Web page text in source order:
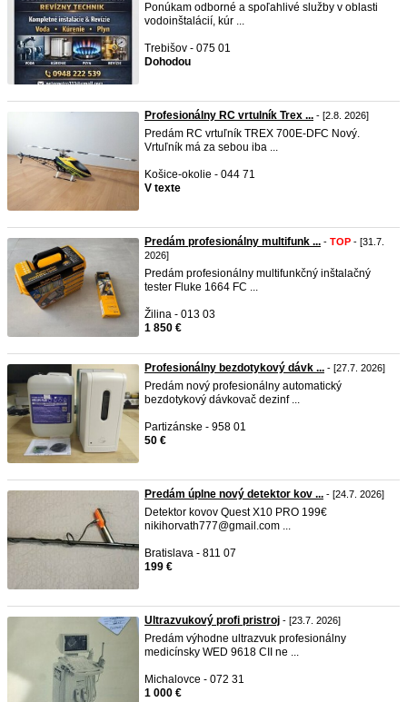
Ponúkam odborné a spoľahlivé služby v oblasti
vodoinštalácií, kúr ...
Trebišov - 075 01
Dohodou
Profesionálny RC vrtulník Trex ... - [2.8. 2026]
Predám RC vrtuľník TREX 700E-DFC Nový.
Vrtuľník má za sebou iba ...
Košice-okolie - 044 71
V texte
Predám profesionálny multifunk ... - TOP - [31.7.
2026]
Predám profesionálny multifunkčný inštalačný
tester Fluke 1664 FC ...
Žilina - 013 03
1 850 €
Profesionálny bezdotykový dávk ... - [27.7. 2026]
Predám nový profesionálny automatický
bezdotykový dávkovač dezinf ...
Partizánske - 958 01
50 €
Predám úplne nový detektor kov ... - [24.7. 2026]
Detektor kovov Quest X10 PRO 199€
nikihorvath777@gmail.com ...
Bratislava - 811 07
199 €
Ultrazvukový profi pristroj - [23.7. 2026]
Predám výhodne ultrazvuk profesionálny
medicínsky WED 9618 CII ne ...
Michalovce - 072 31
1 000 €